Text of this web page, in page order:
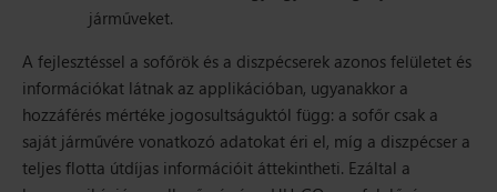
járműveket.
A fejlesztéssel a sofőrök és a diszpécserek azonos felületet és
információkat látnak az applikációban, ugyanakkor a
hozzáférés mértéke jogosultságuktól függ: a sofőr csak a
saját járművére vonatkozó adatokat éri el, míg a diszpécser a
teljes flotta útdíjas információit áttekintheti. Ezáltal a